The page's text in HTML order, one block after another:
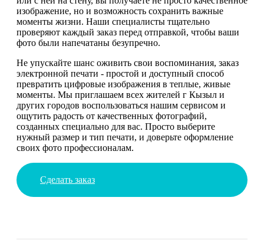
изображение, но и возможность сохранить важные
моменты жизни. Наши специалисты тщательно
проверяют каждый заказ перед отправкой, чтобы ваши
фото были напечатаны безупречно.
Не упускайте шанс оживить свои воспоминания, заказ
электронной печати - простой и доступный способ
превратить цифровые изображения в теплые, живые
моменты. Мы приглашаем всех жителей г Кызыл и
других городов воспользоваться нашим сервисом и
ощутить радость от качественных фотографий,
созданных специально для вас. Просто выберите
нужный размер и тип печати, и доверьте оформление
своих фото профессионалам.
Сделать заказ